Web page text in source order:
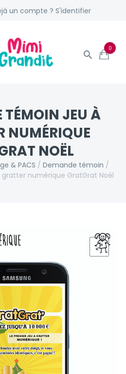
un compte ? S'identifier
0
TÉMOIN JEU À
NUMÉRIQUE
NOËL
& PACS / Demande témoin /
numérique GratGrat Noël